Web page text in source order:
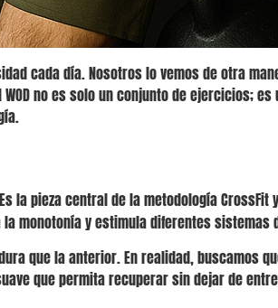
cada día. Nosotros lo vemos de otra
no es solo un conjunto de ejercicios; es
la pieza central de la metodología CrossFit
monotonía y estimula diferentes sistemas
que la anterior. En realidad, buscamos
que permita recuperar sin dejar de